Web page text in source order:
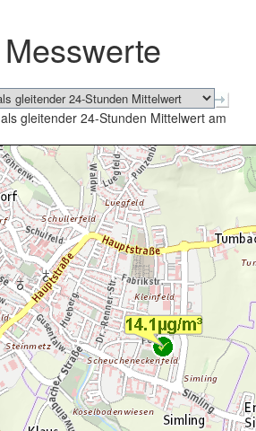
schließen
gleitender 24-Stunden Mittelwert am